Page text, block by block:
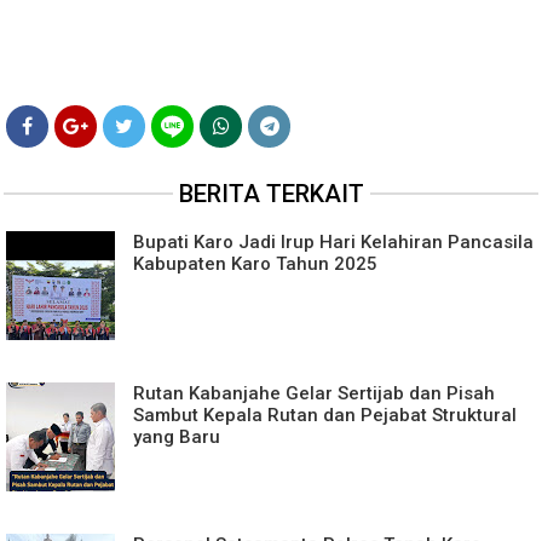
BERITA TERKAIT
Bupati Karo Jadi Irup Hari Kelahiran Pancasila
Kabupaten Karo Tahun 2025
Rutan Kabanjahe Gelar Sertijab dan Pisah
Sambut Kepala Rutan dan Pejabat Struktural
yang Baru